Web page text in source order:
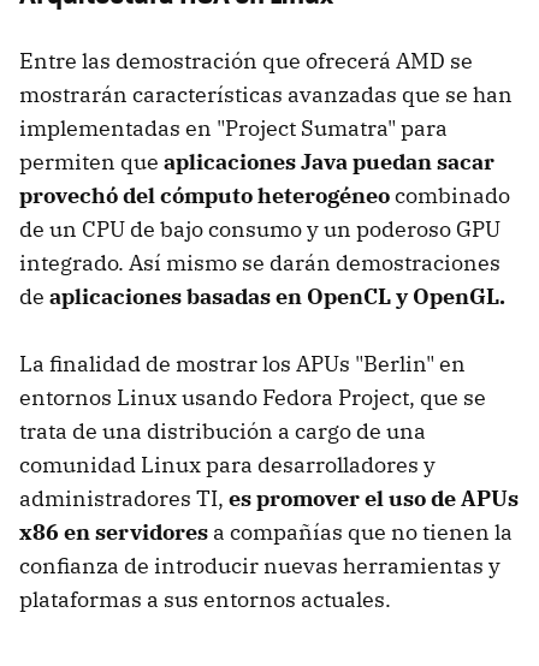
Entre las demostración que ofrecerá AMD se
mostrarán características avanzadas que se han
implementadas en "Project Sumatra" para
permiten que aplicaciones Java puedan sacar
provechó del cómputo heterogéneocombinado
de un CPU de bajo consumo y un poderoso GPU
integrado. Así mismo se darán demostraciones
de aplicaciones basadas en OpenCL y OpenGL.
La finalidad de mostrar los APUs "Berlin" en
entornos Linux usando Fedora Project, que se
trata de una distribución a cargo de una
comunidad Linux para desarrolladores y
administradores TI, es promover el uso de APUs
x86 en servidores a compañías que no tienen la
confianza de introducir nuevas herramientas y
plataformas a sus entornos actuales.